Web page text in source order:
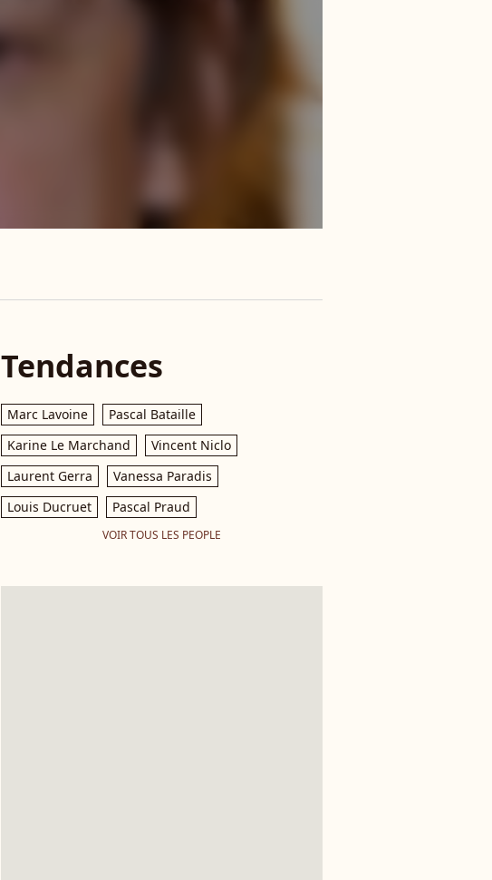
Tendances
Marc Lavoine
Pascal Bataille
Karine Le Marchand
Vincent Niclo
Laurent Gerra
Vanessa Paradis
Louis Ducruet
Pascal Praud
VOIR TOUS LES PEOPLE